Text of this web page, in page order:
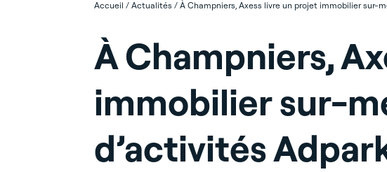
Accueil /Actualités /À Champniers, Axess livre un projet immobilier sur-
À Champniers,
immobilier sur-
d’activités